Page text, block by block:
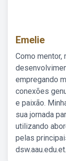
Emelie
Como mentor,
empregando
conexões
e paixão.
sua jornada
utilizando
pelas
dsw.aau.edu.et.